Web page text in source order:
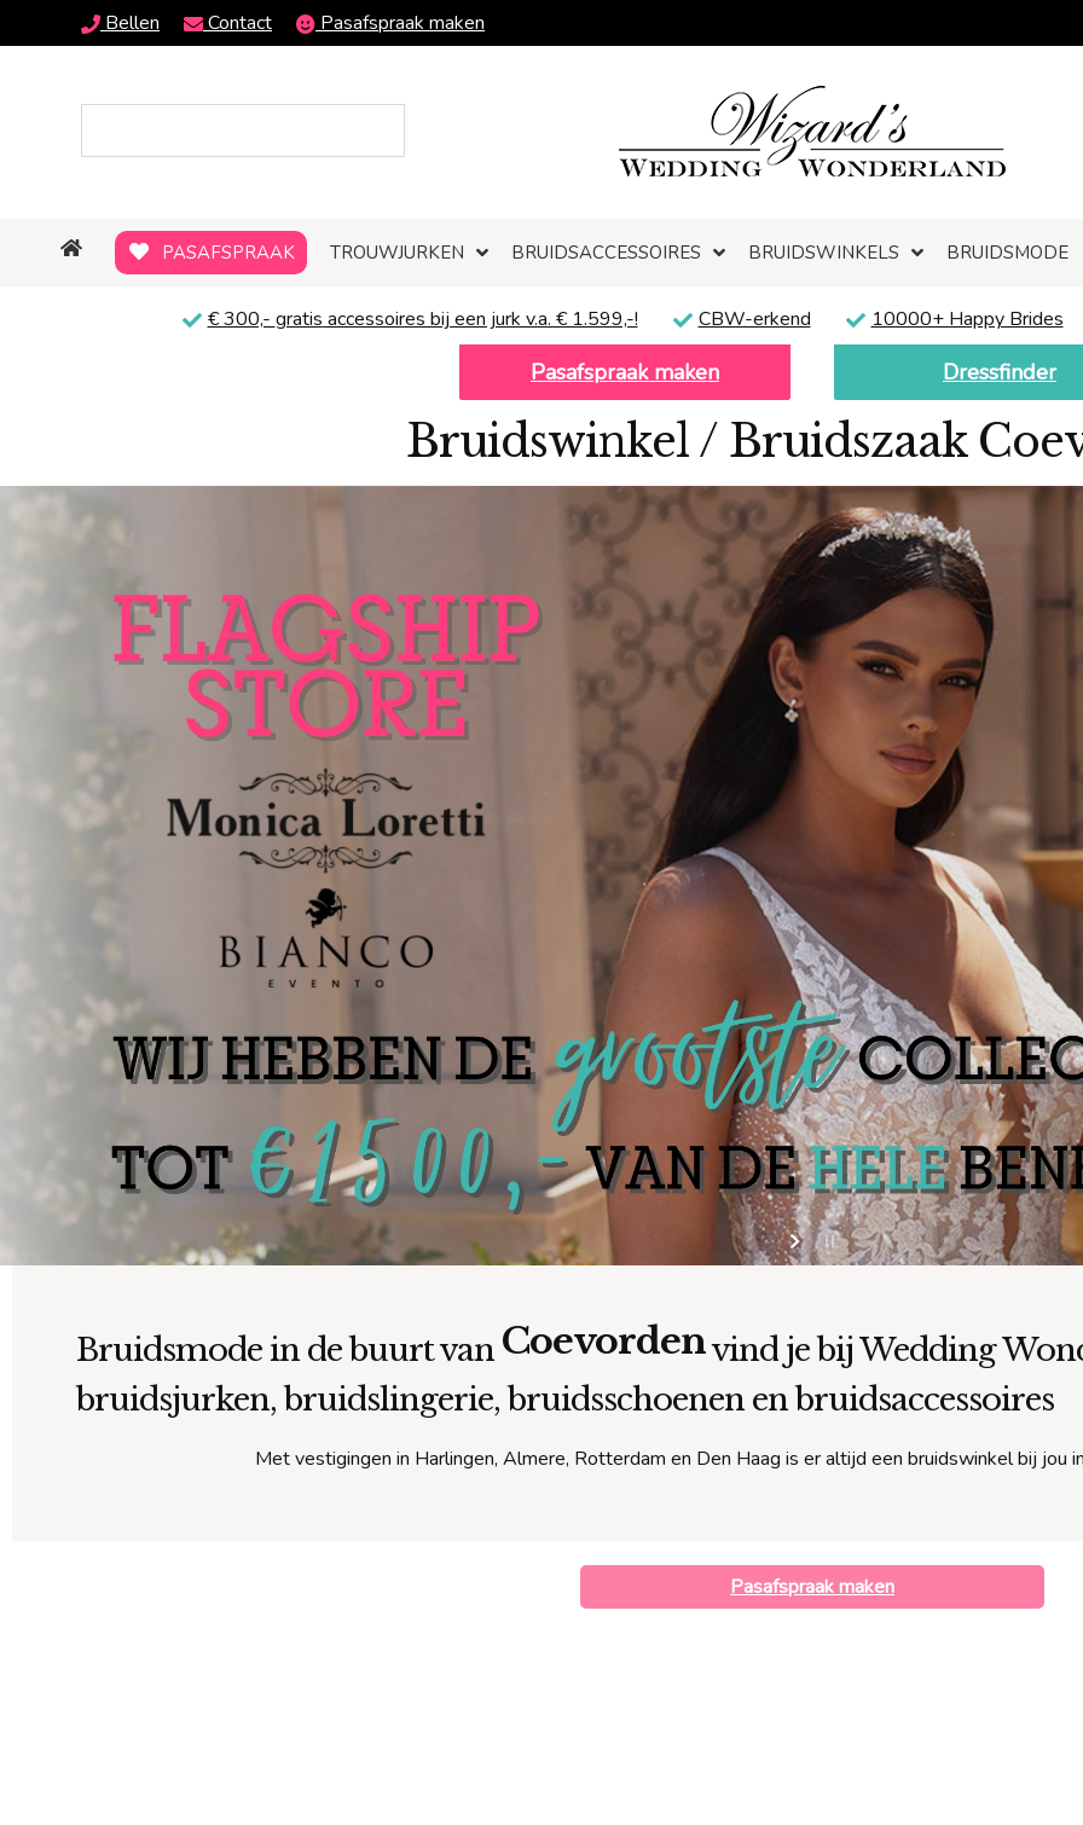
Bellen Contact Pasafspraak maken
PASAFSPRAAK TROUWJURKEN BRUIDSACCESSOIRES BRUIDSWINKELS BRUIDSMODE
€ 300,- gratis accessoires bij een jurk v.a. € 1.599,-! CBW-erkend 10000+ Happy Brides
Pasafspraak maken Dressfinder
Bruidswinkel / Bruidszaak
Bruidsmode in de buurt vanCoevordenvind je bij Wedding
bruidsjurken, bruidslingerie, bruidsschoenen en bruidsaccessoires
Met vestigingen in Harlingen, Almere, Rotterdam en Den Haag is er altijd een bruidswinkel bij jou
Pasafspraak maken